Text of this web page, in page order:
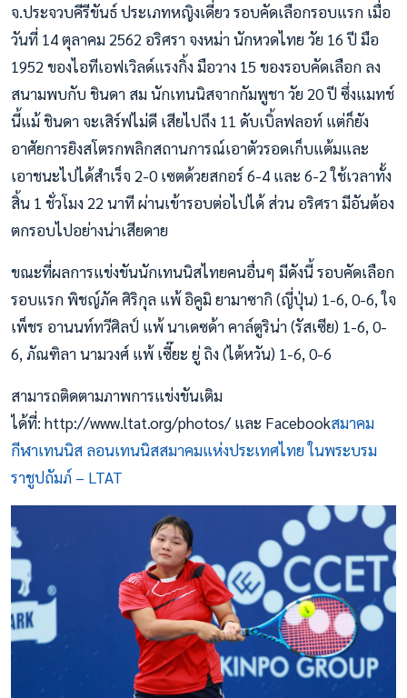
จ.ประจวบคีรีขันธ์ ประเภทหญิงเดี่ยว รอบคัดเลือกรอบแรก เมื่อ
วันที่ 14 ตุลาคม 2562 อริศรา จงหม่า นักหวดไทย วัย 16 ปี มือ
1952 ของไอทีเอฟเวิลด์แรงกิ้ง มือวาง 15 ของรอบคัดเลือก ลง
สนามพบกับ ชินดา สม นักเทนนิสจากกัมพูชา วัย 20 ปี ซึ่งแมทช์
นี้แม้ ชินดา จะเสิร์ฟไม่ดี เสียไปถึง 11 ดับเบิ้ลฟลอท์ แต่ก็ยัง
อาศัยการยิงสโตรกพลิกสถานการณ์เอาตัวรอดเก็บแต้มและ
เอาชนะไปได้สำเร็จ 2-0 เซตด้วยสกอร์ 6-4 และ 6-2 ใช้เวลาทั้ง
สิ้น 1 ชั่วโมง 22 นาที ผ่านเข้ารอบต่อไปได้ ส่วน อริศรา มีอันต้อง
ตกรอบไปอย่างน่าเสียดาย
ขณะที่ผลการแข่งขันนักเทนนิสไทยคนอื่นๆ มีดังนี้ รอบคัดเลือก
รอบแรก พิชญ์ภัค ศิริกุล แพ้ อิคูมิ ยามาซากิ (ญี่ปุ่น) 1-6, 0-6, ใจ
เพ็ชร อานนท์ทวีศิลป์ แพ้ นาเดซด้า คาล์ตูริน่า (รัสเซีย) 1-6, 0-
6, ภัณฑิลา นามวงศ์ แพ้ เซี๊ยะ ยู่ ถิง (ไต้หวัน) 1-6, 0-6
สามารถติดตามภาพการแข่งขันเติม
ได้ที่: http://www.ltat.org/photos/ และ Facebookสมาคม
กีฬาเทนนิส ลอนเทนนิสสมาคมแห่งประเทศไทย ในพระบรม
ราชูปถัมภ์ – LTAT